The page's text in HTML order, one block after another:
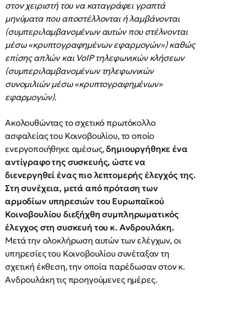
στον χειριστή του να καταγράφει γραπτά
μηνύματα που αποστέλλονται ή λαμβάνονται
(συμπεριλαμβανομένων αυτών που στέλνονται
μέσω «κρυπτογραφημένων εφαρμογών») καθώς
επίσης απλών και VoIP τηλεφωνικών κλήσεων
(συμπεριλαμβανομένων τηλεφωνικών
συνομιλιών μέσω «κρυπτογραφημένων»
εφαρμογών).
Ακολουθώντας το σχετικό πρωτόκολλο
ασφαλείας του Κοινοβουλίου, το οποίο
ενεργοποιήθηκε αμέσως,δημιουργήθηκε ένα
αντίγραφο της συσκευής, ώστε να
διενεργηθεί ένας πιο λεπτομερής έλεγχός της.
Στη συνέχεια, μετά από πρόταση των
αρμοδίων υπηρεσιών του Ευρωπαϊκού
Κοινοβουλίου διεξήχθη συμπληρωματικός
έλεγχος στη συσκευή του κ. Ανδρουλάκη.
Μετά την ολοκλήρωση αυτών των ελέγχων, οι
υπηρεσίες του Κοινοβουλίου συνέταξαν τη
σχετική έκθεση, την οποία παρέδωσαν στον κ.
Ανδρουλάκη τις προηγούμενες ημέρες.